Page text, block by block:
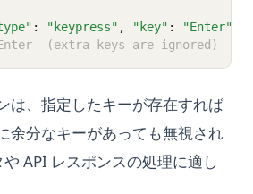
: "keypress" , "key" : "Enter"
(extra keys are ignored)
は、指定したキーが存在すれば
余分なキーがあっても無視され
や API レスポンスの処理に適し